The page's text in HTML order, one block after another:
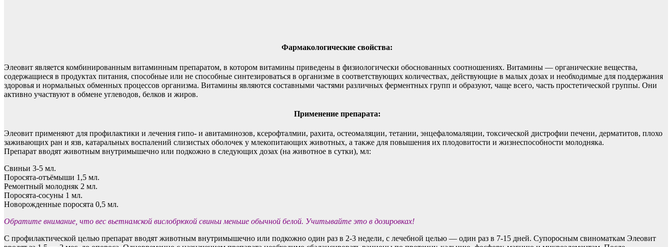
Фармакологические свойства:
Элеовит является комбинированным витаминным препаратом, в котором витамины приведены в физиологически обоснованных соотношениях. Витамины — органические вещества,
содержащиеся в продуктах питания, способные или не способные синтезироваться в организме в соответствующих количествах, действующие в малых дозах и необходимые для поддержания
здоровья и нормальных обменных процессов организма. Витамины являются составными частями различных ферментных групп и образуют, чаще всего, часть простетической группы. Они
активно участвуют в обмене углеводов, белков и жиров.
Применение препарата:
Элеовит применяют для профилактики и лечения гипо- и авитаминозов, ксерофталмии, рахита, остеомаляции, тетании, энцефаломаляции, токсической дистрофии печени, дерматитов, плохо
заживающих ран и язв, катаральных воспалений слизистых оболочек у млекопитающих животных, а также для повышения их плодовитости и жизнеспособности молодняка.
Препарат вводят животным внутримышечно или подкожно в следующих дозах (на животное в сутки), мл:
Свиньи 3-5 мл.
Поросята-отъёмыши 1,5 мл.
Ремонтный молодняк 2 мл.
Поросята-сосуны 1 мл.
Новорожденные поросята 0,5 мл.
Обратите внимание, что вес вьетнамской вислобрюхой свиньи меньше обычной белой. Учитывайте это в дозировках!
С профилактической целью препарат вводят животным внутримышечно или подкожно один раз в 2-3 недели, с лечебной целью — один раз в 7-15 дней. Супоросным свиноматкам Элеовит